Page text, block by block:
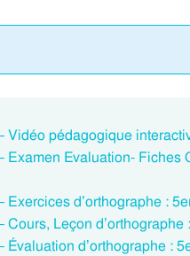
Vidéo pédagogique
Examen Evaluation- Fiches
Exercices d’orthographe :
Cours, Leçon
Évaluation d’orthographe :